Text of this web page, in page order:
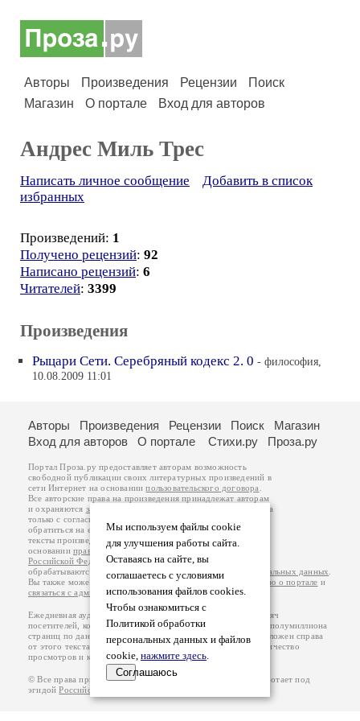
Авторы Произведения Рецензии
Поиск
Магазин
О портале Вход для авторов
Андрес Миль Трес
Написать личное сообщение
Добавить в список
избранных
Произведений: 1
Получено рецензий: 92
Написано рецензий: 6
Читателей: 3399
Произведения
Рыцари Сети. Серебряный кодекс 2. 0 - философия,
10.08.2009 11:01
Мы используем файлы cookie
для улучшения работы сайта.
Оставаясь на сайте, вы
соглашаетесь с условиями
использования файлов cookies.
Чтобы ознакомиться с
Политикой обработки
персональных данных и файлов
cookie, нажмите здесь.
Соглашаюсь
Авторы Произведения Рецензии Поиск
Магазин
Вход для авторов
О портале Стихи.ру Проза.ру
Портал Проза.ру предоставляет авторам возможность
свободной публикации своих литературных произведений в
сети Интернет на основаниипользовательского договора
Все авторские права на произведения принадлежат авторам
и охраняются законом
. Перепечатка произведений возможна
только с согласия его автора, к которому вы можете
обратиться на его авторской странице. Ответственность за
тексты произведений авторы несут самостоятельно на
основанииправил публикации
законодательства
Российской Федерации. Данные пользователей
обрабатываются на основании
Политики обработки персональных данных
Вы также можете посмотреть более подробную
информацию о портале и
связаться с администрацией.
Ежедневная аудитория портала Проза.ру – порядка 100 тысяч
посетителей, которые в общей сумме просматривают более полумиллиона
страниц по данным счетчика посещаемости, который расположен справа
от этого текста. В каждой графе указано по две цифры: количество
просмотров и количество посетителей.
© Все права принадлежат авторам, 2000-2026. Портал работает под
эгидойРоссийского союза писателей